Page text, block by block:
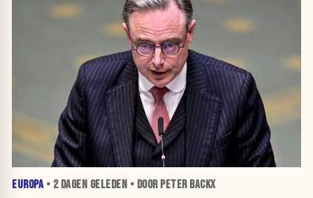
EUROPA• 2 DAGEN GELEDEN • DOOR PETER BACKX